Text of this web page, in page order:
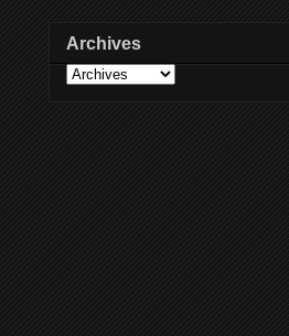
Archives